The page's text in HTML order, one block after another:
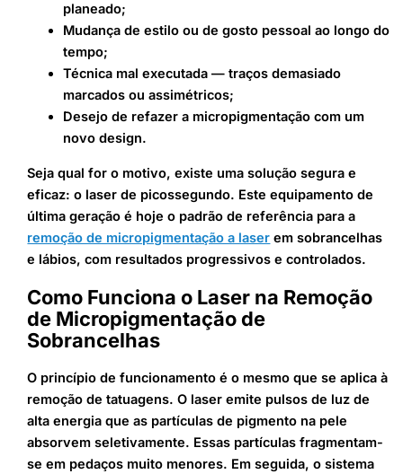
planeado;
Mudança de estilo ou de gosto pessoal ao longo do
tempo;
Técnica mal executada — traços demasiado
marcados ou assimétricos;
Desejo de refazer a micropigmentação com um
novo design.
Seja qual for o motivo, existe uma solução segura e
eficaz: o laser de picossegundo. Este equipamento de
última geração é hoje o padrão de referência para a
remoção de micropigmentação a laser em sobrancelhas
e lábios, com resultados progressivos e controlados.
Como Funciona o Laser na Remoção
de Micropigmentação de
Sobrancelhas
O princípio de funcionamento é o mesmo que se aplica à
remoção de tatuagens. O laser emite pulsos de luz de
alta energia que as partículas de pigmento na pele
absorvem seletivamente. Essas partículas fragmentam-
se em pedaços muito menores. Em seguida, o sistema